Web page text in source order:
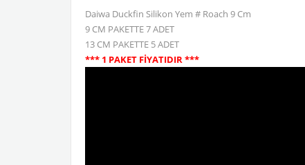
Daiwa Duckfin Silikon Yem # Roach 9 Cm
9 CM PAKETTE 7 ADET
13 CM PAKETTE 5 ADET
*** 1 PAKET FİYATIDIR ***